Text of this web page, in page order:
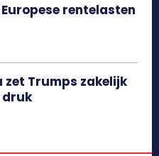
rentelasten
Trumps zakelijk
druk